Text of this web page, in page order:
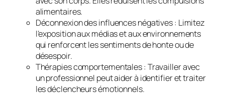
alimentaires.
Déconnexion des influences négatives : Limitez
l’exposition aux médias et aux environnements
qui renforcent les sentiments de honte ou de
désespoir.
Thérapies comportementales : Travailler avec
un professionnel peut aider à identifier et traiter
les déclencheurs émotionnels.